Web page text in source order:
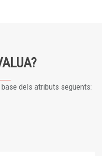
dels atributs següents: